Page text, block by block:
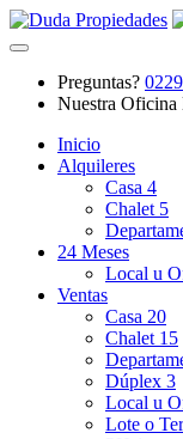
Preguntas?
Nuestra Oficina
Inicio
Alquileres
Casa 4
Chalet 5
24 Meses
Local u
Ventas
Casa 20
Chalet 15
Dúplex 3
Local u
Lote o